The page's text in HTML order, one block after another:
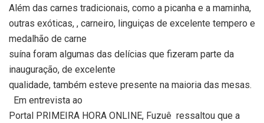
Além das carnes tradicionais, como a picanha e a maminha,
outras exóticas, , carneiro, linguiças de excelente tempero e
medalhão de carne
suína foram algumas das delícias que fizeram parte da
inauguração, de excelente
qualidade, também esteve presente na maioria das mesas.
Em entrevista ao
Portal PRIMEIRA HORA ONLINE, Fuzuê ressaltou que a